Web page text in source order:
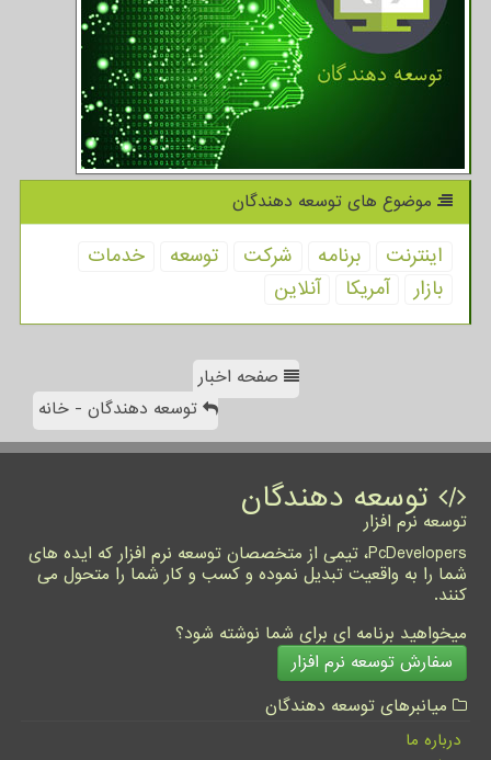
موضوع های توسعه دهندگان
اینترنت برنامه شركت توسعه
خدمات
بازار
آمریكا آنلاین
صفحه اخبار
توسعه دهندگان - خانه
توسعه دهندگان
توسعه نرم افزار
PcDevelopers، تیمی از متخصصان توسعه نرم افزار که ایده های
شما را به واقعیت تبدیل نموده و کسب و کار شما را متحول می
کنند.
میخواهید برنامه ای برای شما نوشته شود؟
سفارش توسعه نرم افزار
میانبرهای توسعه دهندگان
درباره ما